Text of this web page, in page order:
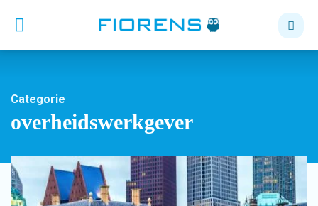
Categorie
overheidswerkgever